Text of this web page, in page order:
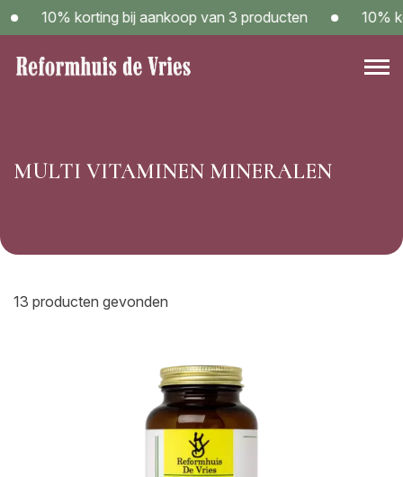
Skip
to
content
10% korting bij aankoop van 3 producten 10%
MULTI VITAMINEN MINERALEN
13 producten gevonden